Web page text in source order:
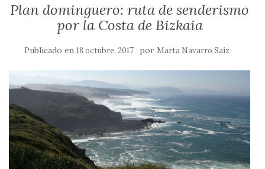
Plan dominguero: ruta de senderismo
por la Costa de Bizkaia
Publicado en 18 octubre, 2017 por Marta Navarro Saiz